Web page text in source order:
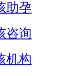
助孕
咨询
机构